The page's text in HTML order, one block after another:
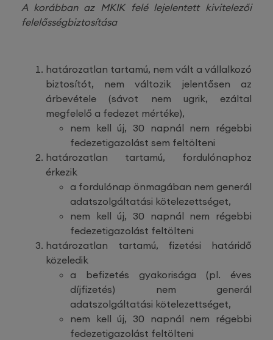
A korábban az MKIK felé lejelentett kivitelezői
felelősségbiztosítása
határozatlan tartamú, nem vált a vállalkozó
biztosítót, nem változik jelentősen az
árbevétele (sávot nem ugrik, ezáltal
megfelelő a fedezet mértéke),
nem kell új, 30 napnál nem régebbi
fedezetigazolást sem feltölteni
határozatlan tartamú, fordulónaphoz
érkezik
a fordulónap önmagában nem generál
adatszolgáltatási kötelezettséget,
nem kell új, 30 napnál nem régebbi
fedezetigazolást feltölteni
határozatlan tartamú, fizetési határidő
közeledik
a befizetés gyakorisága (pl. éves
díjfizetés) nem generál
adatszolgáltatási kötelezettséget,
nem kell új, 30 napnál nem régebbi
fedezetigazolást feltölteni